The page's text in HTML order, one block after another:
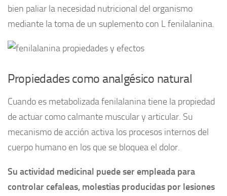
bien paliar la necesidad nutricional del organismo
mediante la toma de un suplemento con L fenilalanina.
Propiedades como analgésico natural
Cuando es metabolizada fenilalanina tiene la propiedad
de actuar como calmante muscular y articular. Su
mecanismo de acción activa los procesos internos del
cuerpo humano en los que se bloquea el dolor.
Su actividad medicinal puede ser empleada para
controlar cefaleas, molestias producidas por lesiones